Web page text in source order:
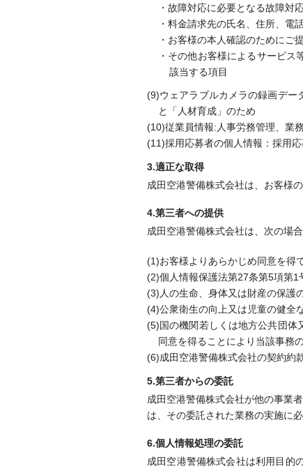
・故障対応に必要となる故障対
・料金請求先の氏名、住所、電
・お客様の本人確認のためにご
・その他お客様によるサービ
該当する項目
(9)ウェアラブルカメラの録画デー
と「人材育成」のため
(10)従業員情報:人事労務管理、業
(11)採用応募者の個人情報：採用
3.適正な取得
成田空港警備株式会社は、お客様
4.第三者への提供
成田空港警備株式会社は、次の場
(1)お客様よりあらかじめ同意を得
(2)個人情報保護法第27条第5項第
(3)人の生命、身体又は財産の保護
(4)公衆衛生の向上又は児童の健全
(5)国の機関若しくは地方公共団体
同意を得ることにより当該事務
(6)成田空港警備株式会社の契約約
5.第三者からの委託
成田空港警備株式会社が他の事業
は、その委託された業務の実施に
6.個人情報処理の委託
成田空港警備株式会社は利用目的